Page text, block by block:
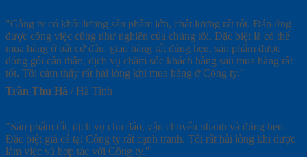
"Công ty có khối lượng sản phẩm lớn, chất lượng rất tốt. Đáp ứng
được công việc cũng như nghiên của chúng tôi. Đặc biệt là có thể
mua hàng ở bất cứ đâu, giao hàng rất đúng hẹn, sản phẩm được
đóng gói cẩn thận, dịch vụ chăm sóc khách hàng sau mua hàng rất
tốt. Tôi cảm thấy rất hài lòng khi mua hàng ở Công ty."
Trần Thu Hà / Hà Tĩnh
"Sản phẩm tốt, dịch vụ chu đáo, vận chuyển nhanh và đúng hẹn.
Đặc biệt giá cả tại Công ty rất cạnh tranh. Tôi rất hài lòng khi được
làm việc và hợp tác với Công ty."